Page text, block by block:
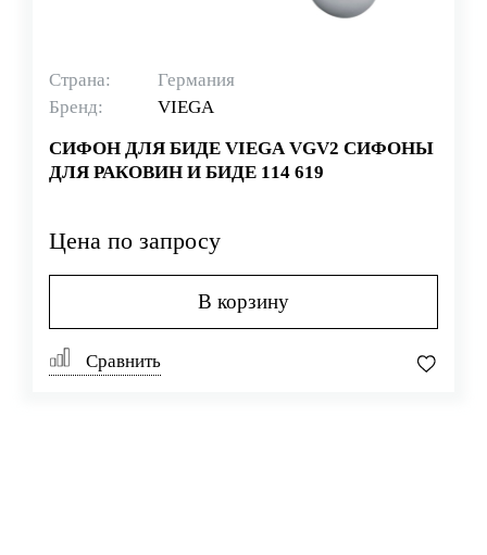
Страна:
Германия
Бренд:
VIEGA
СИФОН ДЛЯ БИДЕ VIEGA VGV2 СИФОНЫ
ДЛЯ РАКОВИН И БИДЕ 114 619
Цена по запросу
В корзину
Сравнить